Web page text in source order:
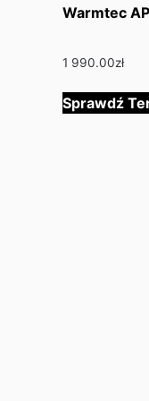
Warmtec
1 990.00zł
Sprawdź